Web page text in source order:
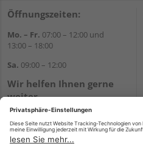
Öffnungszeiten:
Mo. – Fr. 07:00 – 12:00 und
13:00 – 18:00
Sa. 09:00 – 12:00
Wir helfen Ihnen gerne
weiter
Tel.:+49 8122 14197
E-Mail:vertrieb@holz-liebl.de